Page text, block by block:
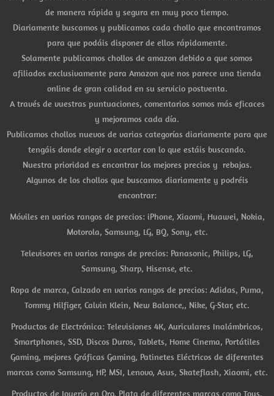
de manera rápida y segura en muy poco tiempo.
Diariamente buscamos y publicamos cada chollo que encontramos
para que podáis disponer de ellos rápidamente.
Solamente publicamos chollos de amazon debido a que somos
afiliados exclusivamente para Amazon que nos parece una tienda
online de gran calidad en su servicio postventa.
A través de vuestras puntuaciones, comentarios somos más eficaces
y mejoramos cada día.
Publicamos chollos nuevos de varias categorías diariamente para que
tengáis donde elegir o acertar con lo que estáis buscando.
Nuestra prioridad es encontrar los mejores precios y rebajas.
Algunos de los chollos que buscamos diariamente y podréis
encontrar:
Móviles en varios rangos de precios: iPhone, Xiaomi, Huawei, Nokia,
Motorola, Samsung, LG, BQ, Sony, etc.
Televisores en varios rangos de precios: Panasonic, Philips, LG,
Samsung, Sharp, Hisense, etc.
Ropa de marca, Calzado en varios rangos de precios: Adidas, Puma,
Tommy Hilfiger, Calvin Klein, New Balance,, Nike, G-Star, etc.
Productos de Electrónica: Televisiones 4K, Auriculares Inalámbricos,
Smartphones, SSD, Discos Duros, Tablets, Home Cinema, Portátiles
Gaming, mejores Gráficas Gaming, Patinetes Eléctricos de diferentes
marcas como Samsung, HP, MSI, Lenovo, Asus, Skateflash, Xiaomi, etc.
Productos de Joyería en Oro, Plata de diferentes marcas como Tous,